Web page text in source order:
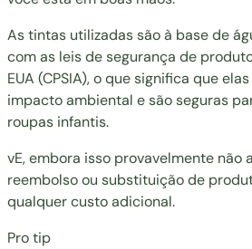
As tintas utilizadas são à base de
com as leis de segurança de
EUA (CPSIA), o que significa que
impacto ambiental e são seguras
roupas infantis.
vE, embora isso provavelmente não
reembolso ou substituição de
qualquer custo adicional.
Pro tip